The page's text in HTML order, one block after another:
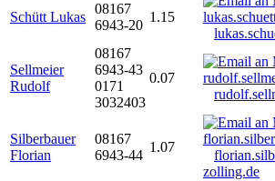
Schütt Lukas
08167
6943-20
1.15
Sellmeier
Rudolf
08167
6943-43
0171
3032403
0.07
Silberbauer
Florian
08167
6943-44
1.07
zolling.de